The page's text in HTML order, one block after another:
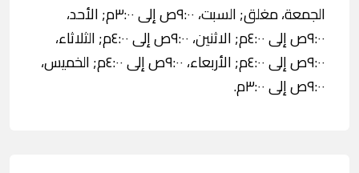
الجمعة، مغلق; السبت، ٩:٠٠ص إلى ٣:٠٠م; الأحد،
٩:٠٠ص إلى ٤:٠٠م; الاثنين، ٩:٠٠ص إلى ٤:٠٠م; الثلاثاء،
٩:٠٠ص إلى ٤:٠٠م; الأربعاء، ٩:٠٠ص إلى ٤:٠٠م; الخميس،
٩:٠٠ص إلى ٣:٠٠م.